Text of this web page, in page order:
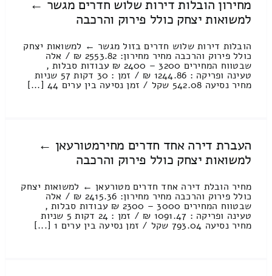
מחירון הובלות דירות שלוש חדרים מגשר ←
למשואות יצחק כולל פירוק והרכבה
הובלות דירות שלוש חדרים בזול מגשר ← למשואות יצחק
כולל פירוק והרכבה מחיר מחירון: 2553.82 ₪ / אלה
שבטווח המחירים 3200 – 2400 ₪ עבודות סבלות ,
טעינה ופריקה : 1244.86 ₪ / זמן : 30 דקות 57 שניות
מחיר נסיעה 542.08 שקל / זמן נסיעה בין ערים 44 [...]
העברת דירה אחד חדרים מחירמטורעאן ←
למשואות יצחק כולל פירוק והרכבה
מחיר הובלת דירה אחד חדרים מטורעאן ← למשואות יצחק
כולל פירוק והרכבה מחיר מחירון: 2415.36 ₪ / אלה
שבטווח המחירים 3000 – 2300 ₪ עבודות סבלות ,
טעינה ופריקה : 1091.47 ₪ / זמן : 24 דקות 5 שניות
מחיר נסיעה 793.04 שקל / זמן נסיעה בין ערים 1 [...]